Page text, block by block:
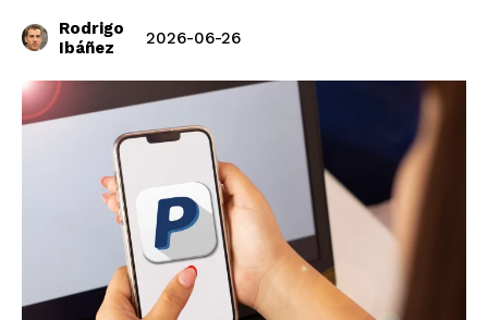
Rodrigo
Ibáñez
2026-06-26